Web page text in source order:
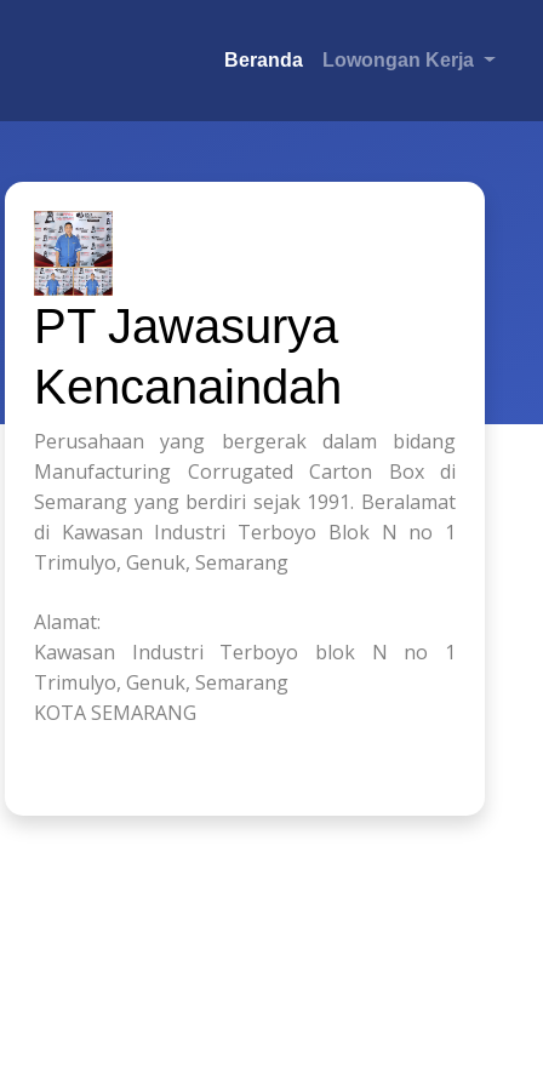
Beranda Lowongan Kerja
PT Jawasurya
Kencanaindah
Perusahaan yang bergerak dalam bidang
Manufacturing Corrugated Carton Box di
Semarang yang berdiri sejak 1991. Beralamat
di Kawasan Industri Terboyo Blok N no 1
Trimulyo, Genuk, Semarang
Alamat:
Kawasan Industri Terboyo blok N no 1
Trimulyo, Genuk, Semarang
KOTA SEMARANG